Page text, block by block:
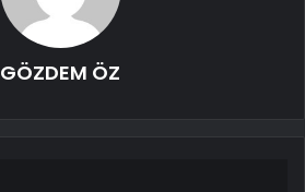
GÖZDEM ÖZ